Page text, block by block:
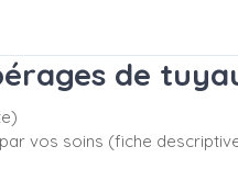
de
vos soins (fiche